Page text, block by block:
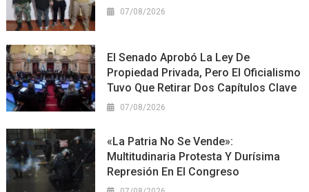
07/08/2026
El Senado Aprobó La Ley De
Propiedad Privada, Pero El Oficialismo
Tuvo Que Retirar Dos Capítulos Clave
07/08/2026
«La Patria No Se Vende»:
Multitudinaria Protesta Y Durísima
Represión En El Congreso